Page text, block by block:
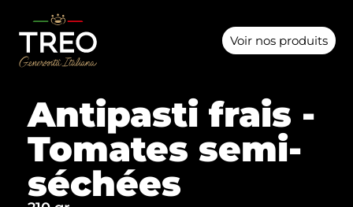
Voir nos produits
Antipasti frais -
Tomates semi-
séchées